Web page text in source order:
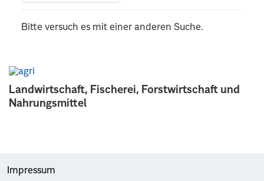
Landwirtschaft, Fischerei, Forstwirtschaft und
Nahrungsmittel
Bitte versuch es mit einer anderen Suche.
Impressum